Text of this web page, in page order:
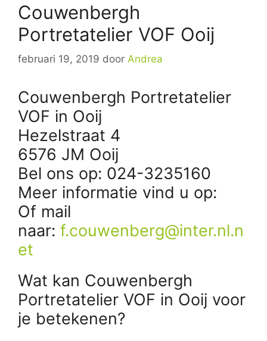
Couwenbergh
Portretatelier VOF Ooij
februari 19, 2019 door Andrea
Couwenbergh Portretatelier
VOF in Ooij
Hezelstraat 4
6576 JM Ooij
Bel ons op: 024-3235160
Meer informatie vind u op:
Of mail
naar: f.couwenberg@inter.nl.n
et
Wat kan Couwenbergh
Portretatelier VOF in Ooij voor
je betekenen?